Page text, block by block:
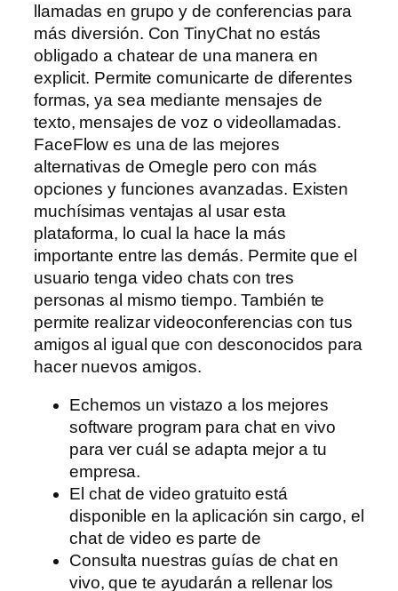
llamadas en grupo y de conferencias para
más diversión. Con TinyChat no estás
obligado a chatear de una manera en
explicit. Permite comunicarte de diferentes
formas, ya sea mediante mensajes de
texto, mensajes de voz o videollamadas.
FaceFlow es una de las mejores
alternativas de Omegle pero con más
opciones y funciones avanzadas. Existen
muchísimas ventajas al usar esta
plataforma, lo cual la hace la más
importante entre las demás. Permite que el
usuario tenga video chats con tres
personas al mismo tiempo. También te
permite realizar videoconferencias con tus
amigos al igual que con desconocidos para
hacer nuevos amigos.
Echemos un vistazo a los mejores
software program para chat en vivo
para ver cuál se adapta mejor a tu
empresa.
El chat de video gratuito está
disponible en la aplicación sin cargo, el
chat de video es parte de
Consulta nuestras guías de chat en
vivo, que te ayudarán a rellenar los